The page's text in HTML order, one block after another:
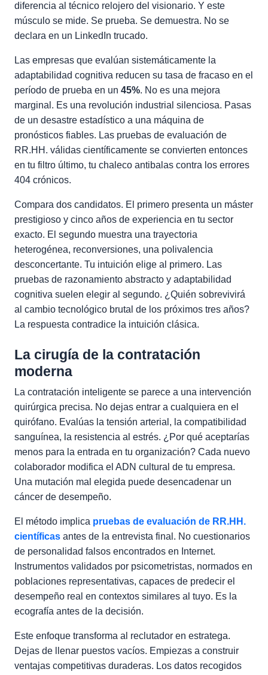
diferencia al técnico relojero del visionario. Y este
músculo se mide. Se prueba. Se demuestra. No se
declara en un LinkedIn trucado.
Las empresas que evalúan sistemáticamente la
adaptabilidad cognitiva reducen su tasa de fracaso en el
período de prueba en un 45%. No es una mejora
marginal. Es una revolución industrial silenciosa. Pasas
de un desastre estadístico a una máquina de
pronósticos fiables. Las pruebas de evaluación de
RR.HH. válidas científicamente se convierten entonces
en tu filtro último, tu chaleco antibalas contra los errores
404 crónicos.
Compara dos candidatos. El primero presenta un máster
prestigioso y cinco años de experiencia en tu sector
exacto. El segundo muestra una trayectoria
heterogénea, reconversiones, una polivalencia
desconcertante. Tu intuición elige al primero. Las
pruebas de razonamiento abstracto y adaptabilidad
cognitiva suelen elegir al segundo. ¿Quién sobrevivirá
al cambio tecnológico brutal de los próximos tres años?
La respuesta contradice la intuición clásica.
La cirugía de la contratación
moderna
La contratación inteligente se parece a una intervención
quirúrgica precisa. No dejas entrar a cualquiera en el
quirófano. Evalúas la tensión arterial, la compatibilidad
sanguínea, la resistencia al estrés. ¿Por qué aceptarías
menos para la entrada en tu organización? Cada nuevo
colaborador modifica el ADN cultural de tu empresa.
Una mutación mal elegida puede desencadenar un
cáncer de desempeño.
El método implica pruebas de evaluación de RR.HH.
científicas antes de la entrevista final. No cuestionarios
de personalidad falsos encontrados en Internet.
Instrumentos validados por psicometristas, normados en
poblaciones representativas, capaces de predecir el
desempeño real en contextos similares al tuyo. Es la
ecografía antes de la decisión.
Este enfoque transforma al reclutador en estratega.
Dejas de llenar puestos vacíos. Empiezas a construir
ventajas competitivas duraderas. Los datos recogidos